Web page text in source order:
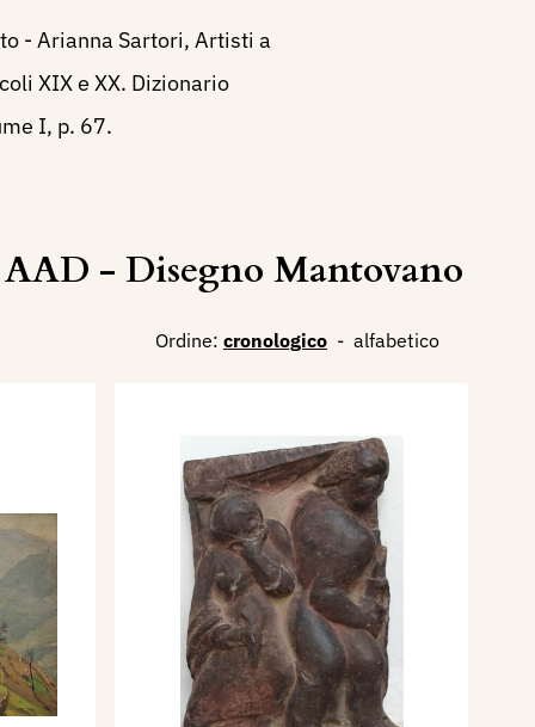
- Arianna Sartori, Artisti a
XIX e XX. Dizionario
I, p. 67.
- Disegno Mantovano
Ordine: cronologico - alfabetico